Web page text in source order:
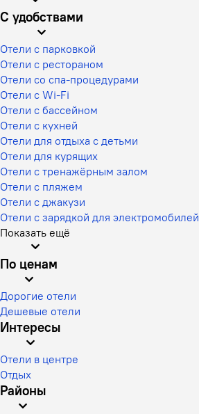
С удобствами
Отели с парковкой
Отели с рестораном
Отели со спа-процедурами
Отели с Wi-Fi
Отели с бассейном
Отели с кухней
Отели для отдыха с детьми
Отели для курящих
Отели с тренажёрным залом
Отели с пляжем
Отели с джакузи
Отели с зарядкой для электромобилей
Показать ещё
По ценам
Дорогие отели
Дешевые отели
Интересы
Отели в центре
Отдых
Районы